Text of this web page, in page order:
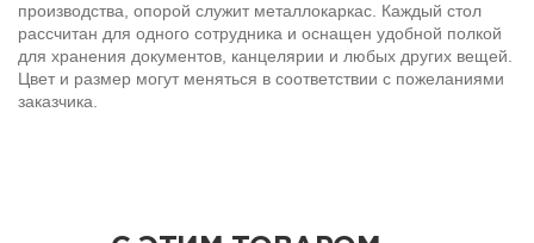
производства, опорой служит металлокаркас. Каждый стол
рассчитан для одного сотрудника и оснащен удобной полкой
для хранения документов, канцелярии и любых других вещей.
Цвет и размер могут меняться в соответствии с пожеланиями
заказчика.